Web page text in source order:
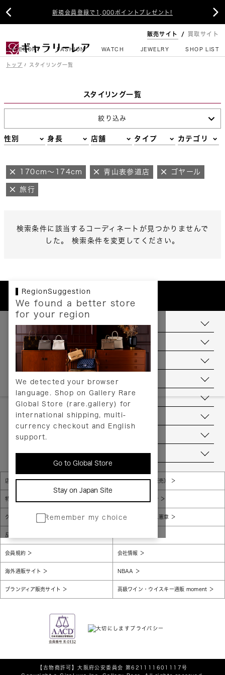
新規会員登録で1,000ポイントプレゼント!
 
販売サイト 買取サイト
CATEGORY FASHION WATCH JEWELRY SHOP LIST
トップ スタイリング一覧
スタイリング一覧
絞り込み
性別 身長 店舗 タイプ カテゴリ
170cm～174cm 青山表参道店 ゴヤール
旅行
検索条件に該当するコーディネートが見つかりませんで
した。 検索条件を変更してください。
RegionSuggestion
We found a better store
for your region
We detected your browser
language. Shop on Gallery Rare
Global Store (rare.gallery) for
international shipping, multi-
currency checkout and English
support.
Go to Global Store
Stay on Japan Site
Remember my choice
お支払いについて
配送について
送料について
返品について
ヘルプ
お問い合わせ
当店について
店舗一覧 販売規約（店頭販売）
特定商取引法に基づく表示 個人情報保護方針
グローバルプライバシーポリシー コンプライアンス憲章
反社会的勢力に対する基本方針
会員規約 会社情報
海外通販サイト NBAA
ブランディア販売サイト 高級ワイン・ウイスキー通販 moment
【古物商許可】大阪府公安委員会 第621111601117号